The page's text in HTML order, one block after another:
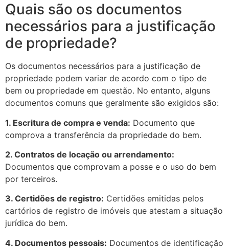
Quais são os documentos
necessários para a justificação
de propriedade?
Os documentos necessários para a justificação de
propriedade podem variar de acordo com o tipo de
bem ou propriedade em questão. No entanto, alguns
documentos comuns que geralmente são exigidos são:
1. Escritura de compra e venda: Documento que
comprova a transferência da propriedade do bem.
2. Contratos de locação ou arrendamento:
Documentos que comprovam a posse e o uso do bem
por terceiros.
3. Certidões de registro: Certidões emitidas pelos
cartórios de registro de imóveis que atestam a situação
jurídica do bem.
4. Documentos pessoais: Documentos de identificação